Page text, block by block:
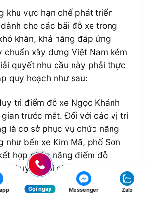
khu vực hạn chế phát triển
cho các bãi đỗ xe trong
khăn, khả năng đáp ứng
chuẩn xây dựng Việt Nam kém
quyết nhu cầu này phải thực
quy hoạch như sau:
trì điểm đỗ xe Ngọc Khánh
trước mắt. Đối với các vị trí
là cơ sở phục vụ chức năng
như bến xe Kim Mã, phố Sơn
hợp chức năng điểm đỗ
chuyển đổi chức năng.
hợp công trình hay công trình
Gọi ngay Messenger Zalo